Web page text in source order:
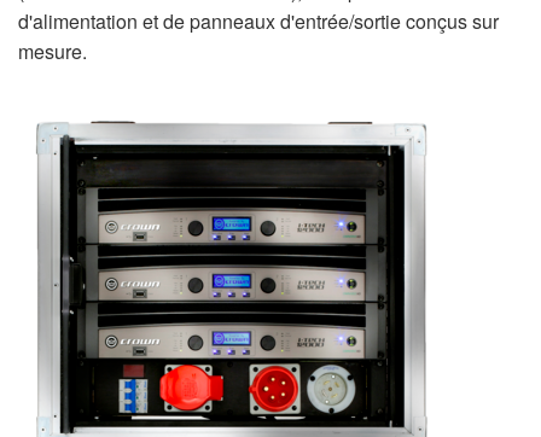
d'alimentation et de panneaux d'entrée/sortie conçus sur
mesure.